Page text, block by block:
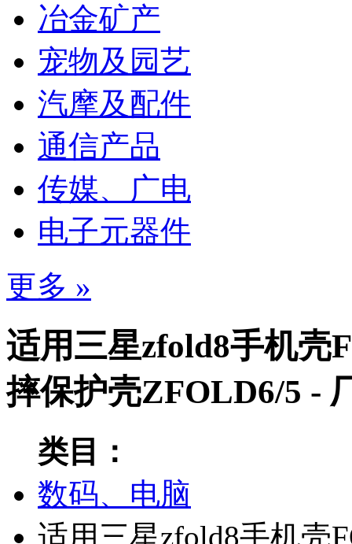
冶金矿产
宠物及园艺
汽摩及配件
通信产品
传媒、广电
电子元器件
更多 »
适用三星zfold8手机壳
摔保护壳ZFOLD6/5 -
类目：
数码、电脑
适用三星zfold8手机壳